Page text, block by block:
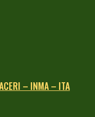
– INMA – ITA